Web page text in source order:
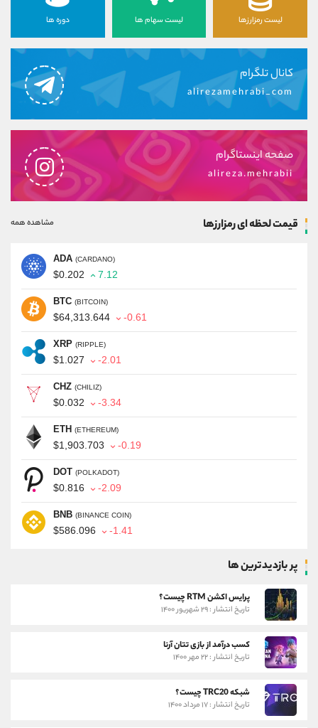
لیست رمزارزها لیست سهام ها دوره ها
کانال تلگرام
alirezamehrabi_com
صفحه اینستاگرام
alireza.mehrabii
قیمت لحظه ای رمزارزها مشاهده همه
ADA (CARDANO)
$0.202 7.12
BTC (BITCOIN)
$64,313.644 -0.61
XRP (RIPPLE)
$1.027 -2.01
CHZ (CHILIZ)
$0.032 -3.34
ETH (ETHEREUM)
$1,903.703 -0.19
DOT (POLKADOT)
$0.816 -2.09
BNB (BINANCE COIN)
$586.096 -1.41
پر بازدیدترین ها
پرایس اکشن RTM چیست؟
تاریخ انتشار : ۲۹ شهریور ۱۴۰۰
کسب درآمد از بازی تتان آرنا
تاریخ انتشار : ۲۲ مهر ۱۴۰۰
شبکه TRC20 چیست؟
تاریخ انتشار : ۱۷ مرداد ۱۴۰۰